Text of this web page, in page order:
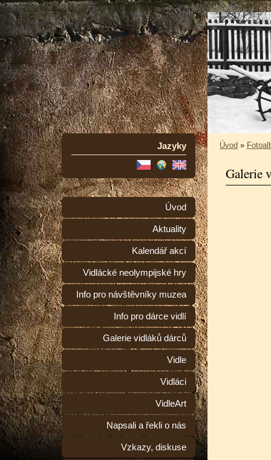
Jazyky
Úvod
Aktuality
Kalendář akcí
Vidlácké neolympijské hry
Info pro návštěvníky muzea
Info pro dárce vidlí
Galerie vidláků dárců
Vidle
Vidláci
VidleArt
Napsali a řekli o nás
Vzkazy, diskuse
Úvod »
Galerie